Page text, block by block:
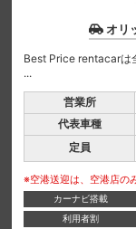
オリ
Best Price rentacarは
...
営業所
代表車種
定員
※空港送迎は、空港店の
カーナビ搭載
利用者割